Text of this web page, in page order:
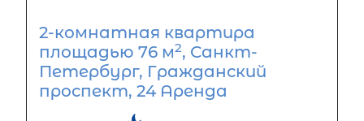
2-комнатная квартира
площадью 76 м2, Санкт-
Петербург, Гражданский
проспект, 24 Аренда